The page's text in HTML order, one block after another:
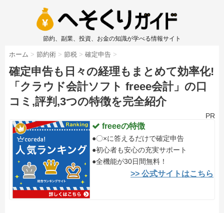
節約、副業、投資、お金の知識が学べる情報サイト
ホーム > 節約術 > 節税 > 確定申告 >
確定申告も日々の経理もまとめて効率化!
「クラウド会計ソフト freee会計」の口
コミ,評判,3つの特徴を完全紹介
PR
freeeの特徴
●〇×に答えるだけで確定申告
●初心者も安心の充実サポート
●全機能が30日間無料！
>> 公式サイトはこちら